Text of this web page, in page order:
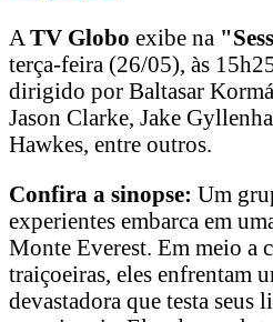
A TV Globo exibe na
terça-feira (26/05), às
dirigido por Baltasar
Jason Clarke, Jake
Hawkes, entre outros.
Confira a sinopse: Um
experientes embarca em
Monte Everest. Em meio a
traiçoeiras, eles enfrentam
devastadora que testa seus